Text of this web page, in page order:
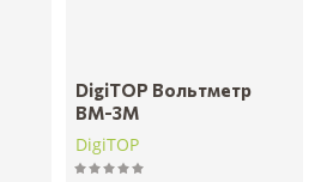
DigiTOP Вольтметр
ВМ-3М
DigiTOP